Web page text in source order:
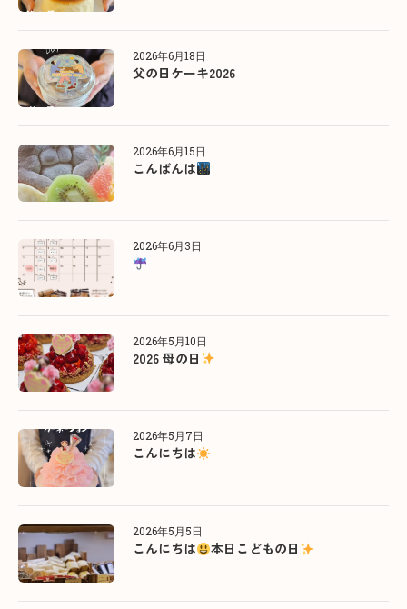
2026年6月18日
父の日ケーキ2026
2026年6月15日
こんばんは
2026年6月3日
2026年5月10日
2026 母の日
2026年5月7日
こんにちは
2026年5月5日
こんにちは 本日こどもの日